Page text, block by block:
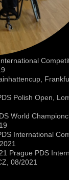
Polish Open,
World
International
Prague PDS
08/2021